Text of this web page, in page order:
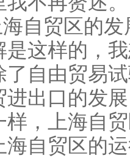
自贸区的
是这样的，
了自由贸易
进出口的发
样，上海自
海自贸区的